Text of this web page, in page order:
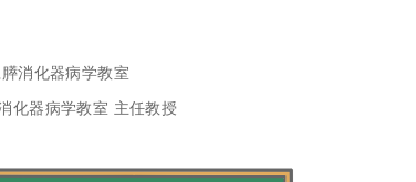
消化器病学教室
化器病学教室 主任教授